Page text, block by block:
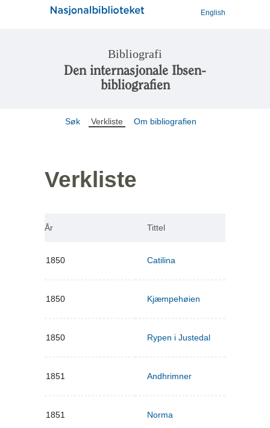
English
Bibliografi
Den internasjonale Ibsen-
bibliografien
Søk Verkliste Om bibliografien
Verkliste
År Tittel
1850 Catilina
1850 Kjæmpehøien
1850 Rypen i Justedal
1851 Andhrimner
1851 Norma